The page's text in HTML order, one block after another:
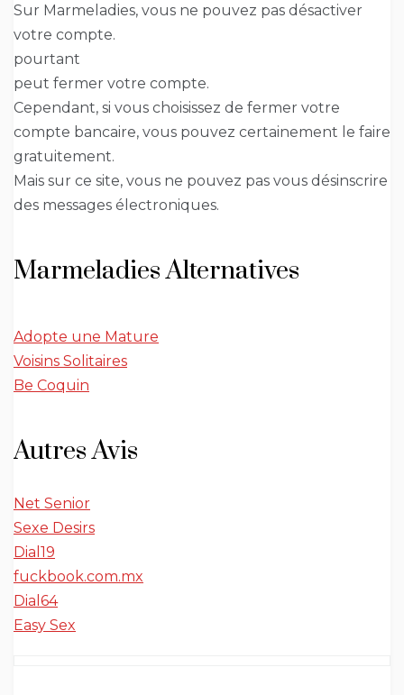
Sur Marmeladies, vous ne pouvez pas désactiver
votre compte.
pourtant
peut fermer votre compte.
Cependant, si vous choisissez de fermer votre
compte bancaire, vous pouvez certainement le faire
gratuitement.
Mais sur ce site, vous ne pouvez pas vous désinscrire
des messages électroniques.
Marmeladies Alternatives
Adopte une Mature
Voisins Solitaires
Be Coquin
Autres Avis
Net Senior
Sexe Desirs
Dial19
fuckbook.com.mx
Dial64
Easy Sex